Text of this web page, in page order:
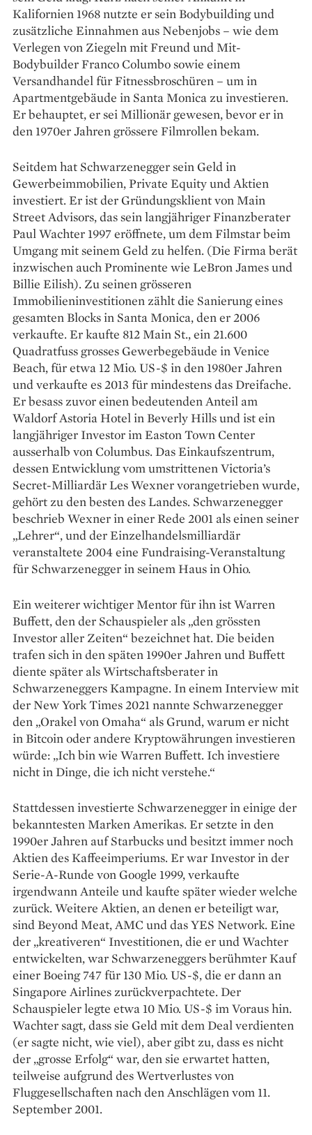
Kalifornien 1968 nutzte er sein Bodybuilding und
zusätzliche Einnahmen aus Nebenjobs – wie dem
Verlegen von Ziegeln mit Freund und Mit-
Bodybuilder Franco Columbo sowie einem
Versandhandel für Fitnessbroschüren – um in
Apartmentgebäude in Santa Monica zu investieren.
Er behauptet, er sei Millionär gewesen, bevor er in
den 1970er Jahren grössere Filmrollen bekam.
Seitdem hat Schwarzenegger sein Geld in
Gewerbeimmobilien, Private Equity und Aktien
investiert. Er ist der Gründungsklient von Main
Street Advisors, das sein langjähriger Finanzberater
Paul Wachter 1997 eröffnete, um dem Filmstar beim
Umgang mit seinem Geld zu helfen. (Die Firma berät
inzwischen auch Prominente wie LeBron James und
Billie Eilish). Zu seinen grösseren
Immobilieninvestitionen zählt die Sanierung eines
gesamten Blocks in Santa Monica, den er 2006
verkaufte. Er kaufte 812 Main St., ein 21.600
Quadratfuss grosses Gewerbegebäude in Venice
Beach, für etwa 12 Mio. US-$ in den 1980er Jahren
und verkaufte es 2013 für mindestens das Dreifache.
Er besass zuvor einen bedeutenden Anteil am
Waldorf Astoria Hotel in Beverly Hills und ist ein
langjähriger Investor im Easton Town Center
ausserhalb von Columbus. Das Einkaufszentrum,
dessen Entwicklung vom umstrittenen Victoria’s
Secret-Milliardär Les Wexner vorangetrieben wurde,
gehört zu den besten des Landes. Schwarzenegger
beschrieb Wexner in einer Rede 2001 als einen seiner
„Lehrer“, und der Einzelhandelsmilliardär
veranstaltete 2004 eine Fundraising-Veranstaltung
für Schwarzenegger in seinem Haus in Ohio.
Ein weiterer wichtiger Mentor für ihn ist Warren
Buffett, den der Schauspieler als „den grössten
Investor aller Zeiten“ bezeichnet hat. Die beiden
trafen sich in den späten 1990er Jahren und Buffett
diente später als Wirtschaftsberater in
Schwarzeneggers Kampagne. In einem Interview mit
der New York Times 2021 nannte Schwarzenegger
den „Orakel von Omaha“ als Grund, warum er nicht
in Bitcoin oder andere Kryptowährungen investieren
würde: „Ich bin wie Warren Buffett. Ich investiere
nicht in Dinge, die ich nicht verstehe.“
Stattdessen investierte Schwarzenegger in einige der
bekanntesten Marken Amerikas. Er setzte in den
1990er Jahren auf Starbucks und besitzt immer noch
Aktien des Kaffeeimperiums. Er war Investor in der
Serie-A-Runde von Google 1999, verkaufte
irgendwann Anteile und kaufte später wieder welche
zurück. Weitere Aktien, an denen er beteiligt war,
sind Beyond Meat, AMC und das YES Network. Eine
der „kreativeren“ Investitionen, die er und Wachter
entwickelten, war Schwarzeneggers berühmter Kauf
einer Boeing 747 für 130 Mio. US-$, die er dann an
Singapore Airlines zurückverpachtete. Der
Schauspieler legte etwa 10 Mio. US-$ im Voraus hin.
Wachter sagt, dass sie Geld mit dem Deal verdienten
(er sagte nicht, wie viel), aber gibt zu, dass es nicht
der „grosse Erfolg“ war, den sie erwartet hatten,
teilweise aufgrund des Wertverlustes von
Fluggesellschaften nach den Anschlägen vom 11.
September 2001.